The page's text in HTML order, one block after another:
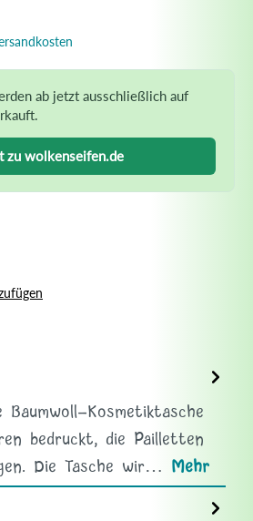
ab jetzt ausschließlich auf
zu wolkenseifen.de
Baumwoll-Kosmetiktasche
bedruckt, die Pailletten
Die Tasche wir… Mehr